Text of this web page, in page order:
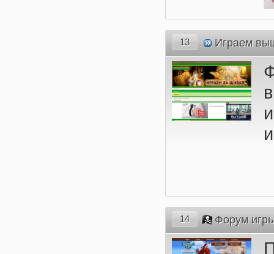
13 Играем
14 Форум